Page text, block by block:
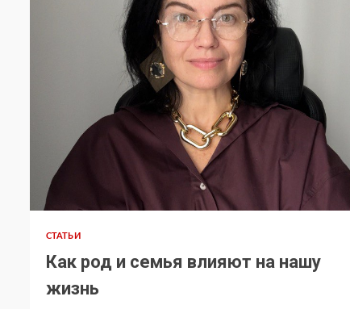
СТАТЬИ
Как род и семья влияют на нашу
жизнь